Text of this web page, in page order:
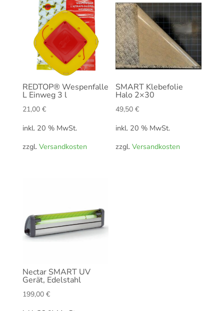
REDTOP® Wespenfalle
L Einweg 3 l
21,00 €
inkl. 20 % MwSt.
zzgl. Versandkosten
SMART Klebefolie
Halo 2×30
49,50€
inkl. 20 % MwSt.
zzgl.Versandkosten
Nectar SMART UV
Gerät, Edelstahl
199,00 €